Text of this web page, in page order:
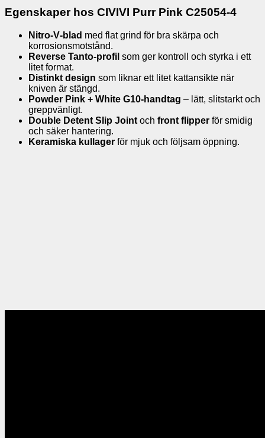
Egenskaper hos CIVIVI Purr Pink C25054‑4
Nitro‑V‑blad med flat grind för bra skärpa och
korrosionsmotstånd.
Reverse Tanto‑profil som ger kontroll och styrka i ett
litet format.
Distinkt design som liknar ett litet kattansikte när
kniven är stängd.
Powder Pink + White G10‑handtag – lätt, slitstarkt och
greppvänligt.
Double Detent Slip Joint och front flipper för smidig
och säker hantering.
Keramiska kullager för mjuk och följsam öppning.